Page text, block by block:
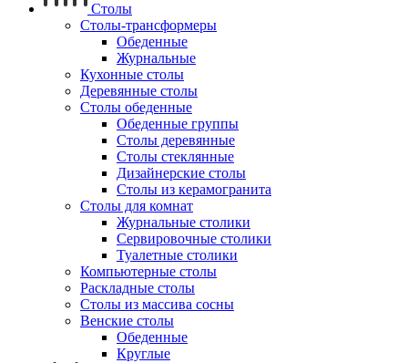
Столы
Столы-трансформеры
Обеденные
Журнальные
Кухонные столы
Деревянные столы
Столы обеденные
Обеденные группы
Столы деревянные
Столы стеклянные
Дизайнерские столы
Столы из керамогранита
Столы для комнат
Журнальные столики
Сервировочные столики
Туалетные столики
Компьютерные столы
Раскладные столы
Столы из массива сосны
Венские столы
Обеденные
Круглые